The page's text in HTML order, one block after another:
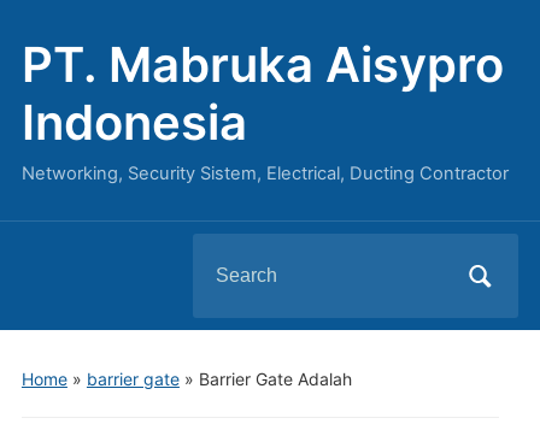
PT. Mabruka Aisypro
Indonesia
Networking, Security Sistem, Electrical, Ducting Contractor
for:
Home» barrier gate» Barrier Gate Adalah